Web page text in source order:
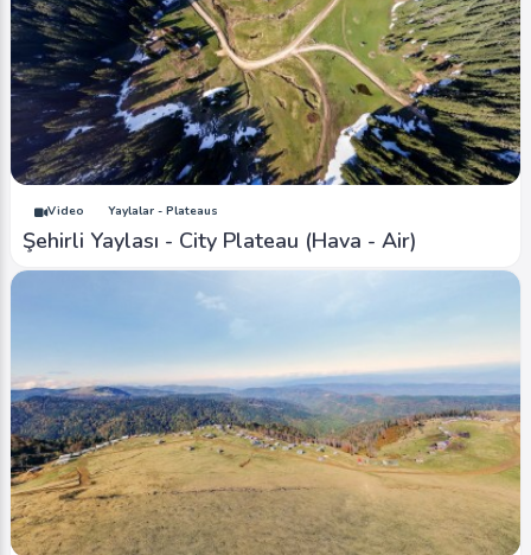
Video Yaylalar - Plateaus
Şehirli Yaylası - City Plateau (Hava - Air)